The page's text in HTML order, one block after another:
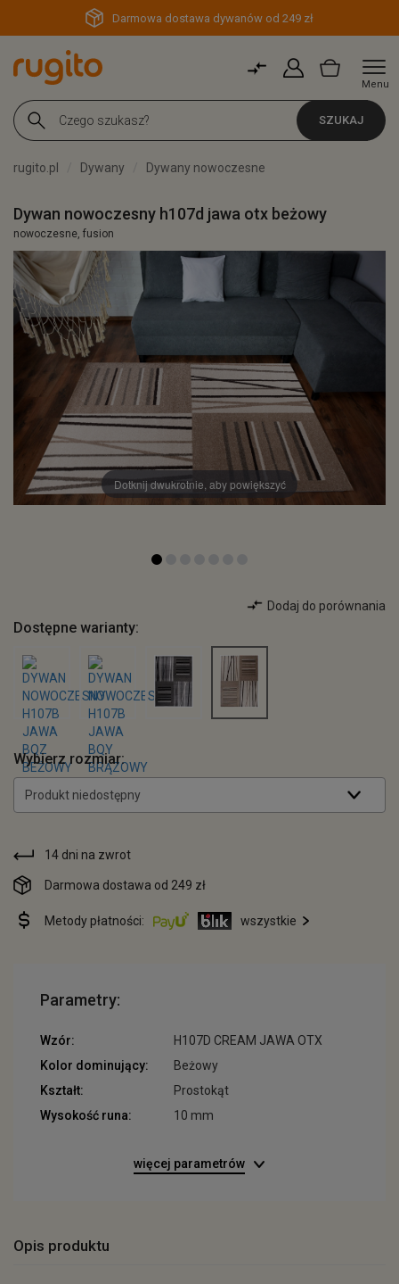
Darmowa dostawa dywanów od 249 zł
Menu
SZUKAJ
rugito.pl Dywany Dywany nowoczesne
Dywan nowoczesny h107d jawa otx beżowy
nowoczesne, fusion
Dotknij dwukrotnie, aby powiększyć
Dodaj do porównania
Dostępne warianty:
Wybierz rozmiar:
Produkt niedostępny
14 dni na zwrot
Darmowa dostawa od 249 zł
Metody płatności: wszystkie
Parametry:
Wzór:
H107D CREAM JAWA OTX
Kolor dominujący:
Beżowy
Kształt:
Prostokąt
Wysokość runa:
10 mm
więcej parametrów
Opis produktu